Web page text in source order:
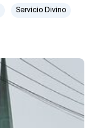
Servicio Divino